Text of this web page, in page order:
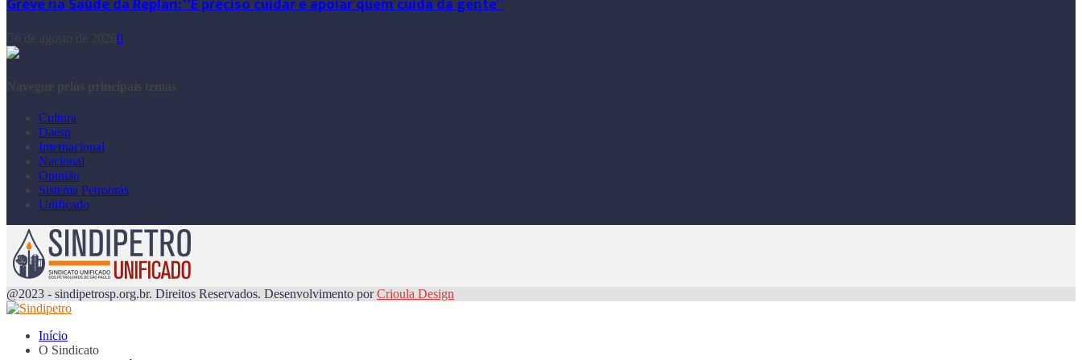
0
Navegue pelos principais temas
Cultura
Daesp
Internacional
Nacional
Opinião
Sistema Petrobrás
Unificado
@2023 - sindipetrosp.org.br. Direitos Reservados. Desenvolvimento porCrioula Design
Início
O Sindicato